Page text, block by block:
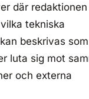
där redaktionen
tekniska
beskrivas som
luta sig mot
och externa